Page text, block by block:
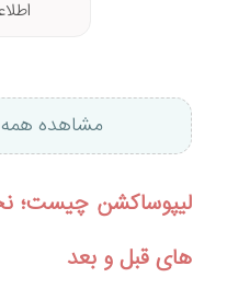
مشاهده
لیپوساکشن چیست؛
های قبل و بعد